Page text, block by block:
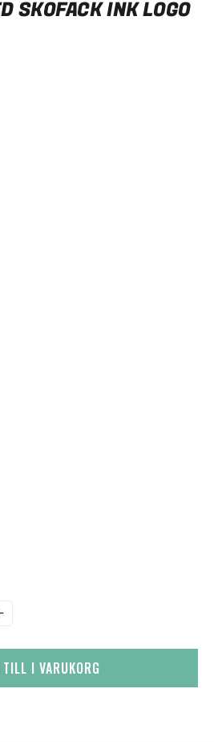
SKOFACK INK LOGO
I VARUKORG